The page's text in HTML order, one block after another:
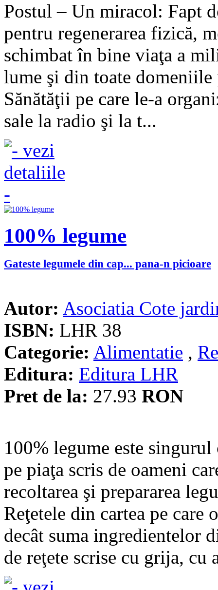
Postul – Un miracol: Fapt
pentru regenerarea fizică,
schimbat în bine viaţa a
lume şi din toate
Sănătăţii pe care le-a
sale la radio şi la t...
100% legume
Gateste legumele din cap... pana-n picioare
Autor: Asociatia Cote
ISBN: LHR 38
Categorie: Alimentatie ,
Editura: Editura LHR
Pret de la: 27.93 RON
100% legume este
pe piaţa scris de oameni
recoltarea şi prepararea
Reţetele din cartea pe care
decât suma ingredientelor
de reţete scrise cu grija, cu